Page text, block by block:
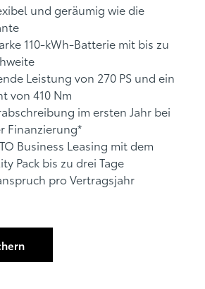
und geräumig wie die
110-kWh-Batterie mit bis zu
Leistung von 270 PS und ein
von 410 Nm
im ersten Jahr bei
Finanzierung*
Business Leasing mit dem
Pack bis zu drei Tage
pro Vertragsjahr